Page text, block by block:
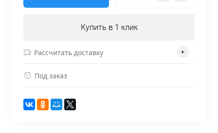
Купить в 1 клик
Рассчитать доставку
Под заказ